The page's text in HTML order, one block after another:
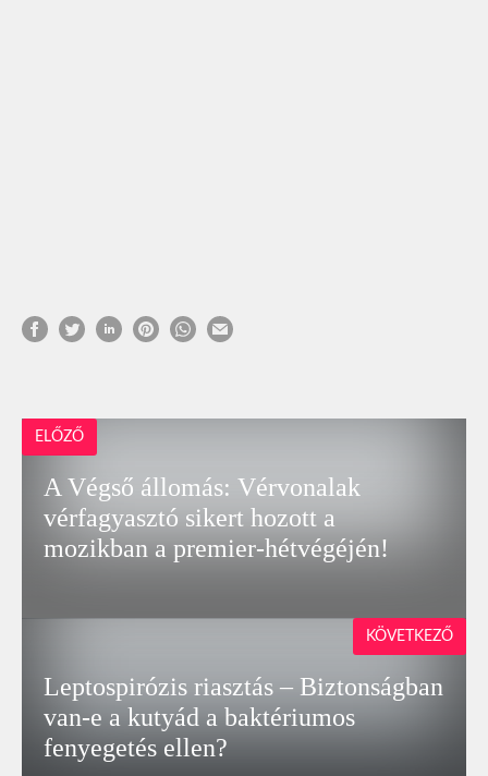
ELŐZŐ
A Végső állomás: Vérvonalak
vérfagyasztó sikert hozott a
mozikban a premier-hétvégéjén!
Leptospirózis riasztás – Biztonságban
van-e a kutyád a baktériumos
fenyegetés ellen?
KÖVETKEZŐ